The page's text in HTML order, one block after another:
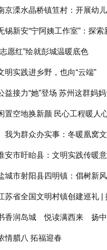
京溧水晶桥镇笪村：开展幼
锡新安“宁阿姨工作室”：探
的创新实践
愿红”绘就彭城温暖底色
明实践进乡野，也向“云端”
益接力“她”登场 苏州这群妈
置空地换新颜 民心工程暖人
我为群众办实事：冬暖凰窝
安市盱眙县：文明实践传暖
城市射阳县四明镇：倡树新
苏省全国文明村镇创建巡礼 |
香润岛城 悦读满西来 扬中
圈”滋养全龄人生
情腊八 拓福迎春